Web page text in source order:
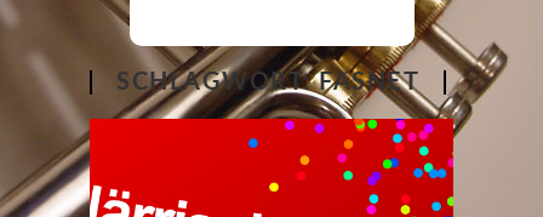
SCHLAGWORT:FASNET